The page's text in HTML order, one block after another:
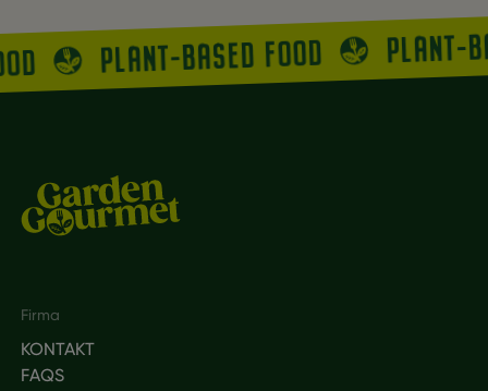
PLANT-BASED FOOD PLANT-
Footer
Firma
KONTAKT
FAQS